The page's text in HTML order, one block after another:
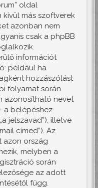
oldal
más szoftverek
azonban nem
csak a phpBB
információt
például ha
hozzászólást
folyamat során
azonosítható nevet
a belépéshez
jelszavad”), illetve
címed”). Az
azon ország
melyben a
során
az adott
függ.